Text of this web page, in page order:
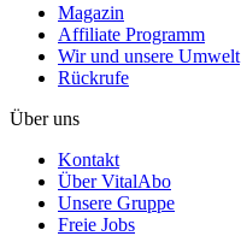
Magazin
Affiliate Programm
Wir und unsere Umwelt
Rückrufe
Über uns
Kontakt
Über VitalAbo
Unsere Gruppe
Freie Jobs